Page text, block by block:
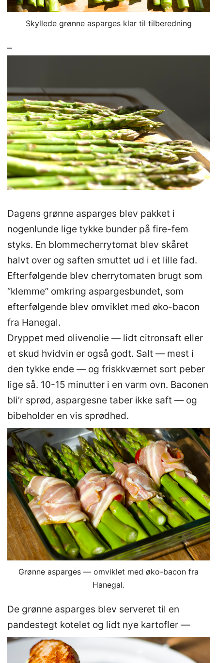
Skyllede grønne asparges klar til tilberedning
–
Dagens grønne asparges blev pakket i
nogenlunde lige tykke bunder på fire-fem
styks. En blommecherrytomat blev skåret
halvt over og saften smuttet ud i et lille fad.
Efterfølgende blev cherrytomaten brugt som
“klemme” omkring aspargesbundet, som
efterfølgende blev omviklet med øko-bacon
fra Hanegal.
Dryppet med olivenolie — lidt citronsaft eller
et skud hvidvin er også godt. Salt — mest i
den tykke ende — og friskkværnet sort peber
lige så. 10-15 minutter i en varm ovn. Baconen
bli’r sprød, aspargesne taber ikke saft — og
bibeholder en vis sprødhed.
Grønne asparges — omviklet med øko-bacon fra
Hanegal.
De grønne asparges blev serveret til en
pandestegt kotelet og lidt nye kartofler —